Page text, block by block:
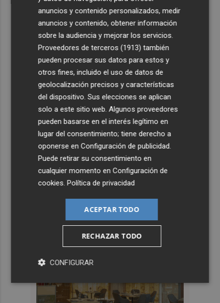
anuncios y contenido personalizados, medir
anuncios y contenido, obtener información
sobre la audiencia y mejorar los servicios.
Proveedores de terceros (1913) también
pueden procesar sus datos para estos y
otros fines, incluido el uso de datos de
geolocalización precisos y características
del dispositivo. Sus elecciones se aplican
solo a este sitio web. Algunos proveedores
pueden basarse en el interés legítimo en
lugar del consentimiento; tiene derecho a
oponerse enConfiguración de publicidad
Puede retirar su consentimiento en
cualquier momento enConfiguración de
cookies .Política de privacidad
ACEPTAR TODO
RECHAZAR TODO
CONFIGURAR